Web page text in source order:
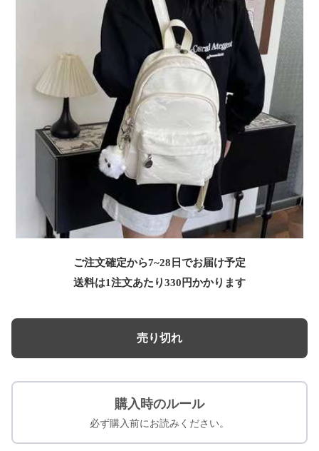
ご注文確定から7~28日でお届け予定
送料は1注文あたり330 円かかります
売り切れ
購入時のルール
必ず購入前にお読みください。